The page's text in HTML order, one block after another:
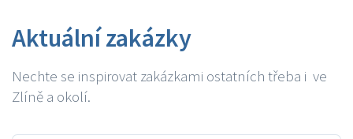
Aktuální zakázky
Nechte se inspirovat zakázkami ostatních třeba i ve
Zlíně a okolí.